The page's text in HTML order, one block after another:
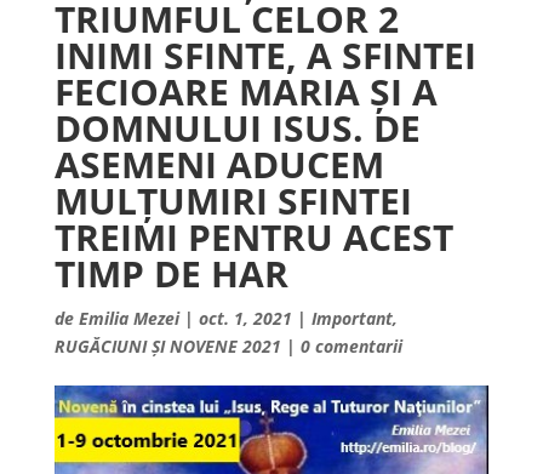
TRIUMFUL CELOR 2
INIMI SFINTE, A SFINTEI
FECIOARE MARIA ȘI A
DOMNULUI ISUS. DE
ASEMENI ADUCEM
MULȚUMIRI SFINTEI
TREIMI PENTRU ACEST
TIMP DE HAR
de Emilia Mezei| oct. 1, 2021 | Important,
RUGĂCIUNI ȘI NOVENE 2021 | 0 comentarii